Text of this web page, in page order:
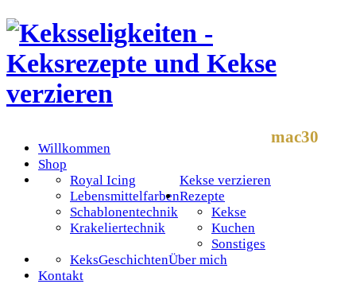
Willkommen
Shop
Kekse verzieren
Royal Icing
Lebensmittelfarben
Schablonentechnik
Krakeliertechnik
Rezepte
Kekse
Kuchen
Sonstiges
Über mich
KeksGeschichten
Kontakt
mac30